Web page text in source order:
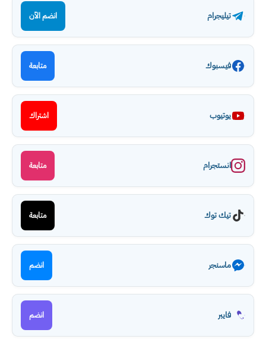
تيليجرام انضم الآن
فيسبوك متابعة
يوتيوب اشتراك
انستجرام متابعة
تيك توك متابعة
ماسنجر انضم
فايبر انضم